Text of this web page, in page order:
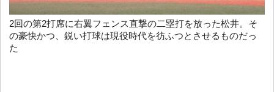
2回の第2打席に右翼フェンス直撃の二塁打を放った松井。そ
の豪快かつ、鋭い打球は現役時代を彷ふつとさせるものだっ
た